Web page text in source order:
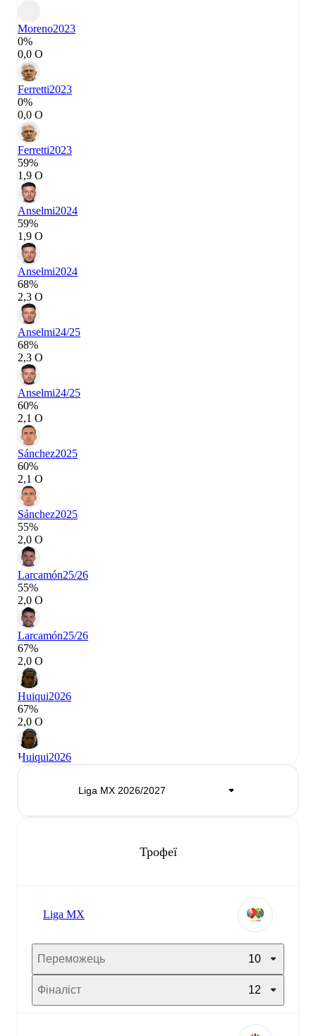
Moreno2023
0%
0,0 О
Ferretti2023
0%
0,0 О
Ferretti2023
59%
1,9 О
Anselmi2024
59%
1,9 О
Anselmi2024
68%
2,3 О
Anselmi24/25
68%
2,3 О
Anselmi24/25
60%
2,1 О
Sánchez2025
60%
2,1 О
Sánchez2025
55%
2,0 О
Larcamón25/26
55%
2,0 О
Larcamón25/26
67%
2,0 О
Huiqui2026
67%
2,0 О
Huiqui2026
Трофеї
Liga MX
Переможець 10
Фіналіст 12